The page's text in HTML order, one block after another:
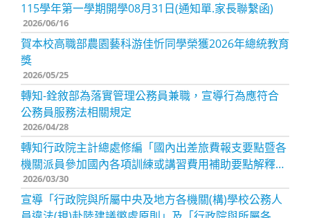
115學年第一學期開學08月31日(通知單.家長聯繫函)
2026/06/16
賀本校高職部農園藝科游佳忻同學榮獲2026年總統教育
獎
2026/05/25
轉知-銓敘部為落實管理公務員兼職，宣導行為應符合
公務員服務法相關規定
2026/04/28
轉知行政院主計總處修編「國內出差旅費報支要點暨各
機關派員參加國內各項訓練或講習費用補助要點解釋彙
編」
2026/03/30
宣導「行政院與所屬中央及地方各機關(構)學校公務人